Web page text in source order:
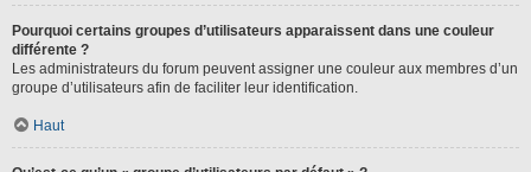
Pourquoi certains groupes d’utilisateurs apparaissent dans une couleur
différente ?
Les administrateurs du forum peuvent assigner une couleur aux membres d’un
groupe d’utilisateurs afin de faciliter leur identification.
Haut